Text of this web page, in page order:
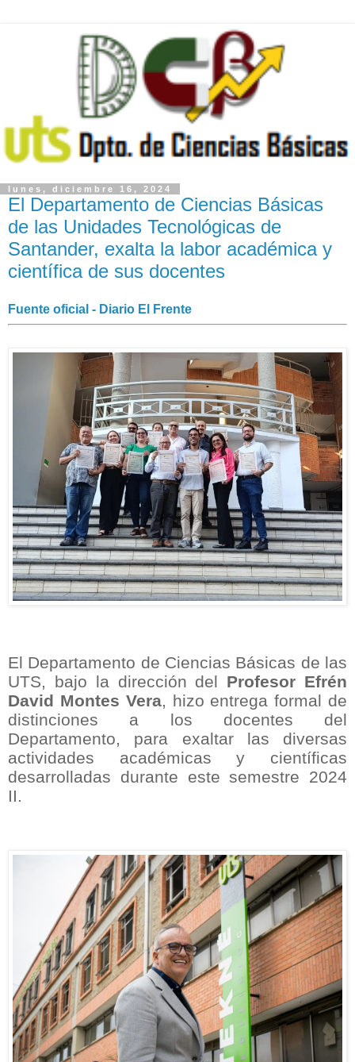
lunes, diciembre 16, 2024
El Departamento de Ciencias Básicas
de las Unidades Tecnológicas de
Santander, exalta la labor académica y
científica de sus docentes
Fuente oficial - Diario El Frente
El Departamento de Ciencias Básicas de las
UTS, bajo la dirección del Profesor Efrén
David Montes Vera, hizo entrega formal de
distinciones a los docentes del
Departamento, para exaltar las diversas
actividades académicas y científicas
desarrolladas durante este semestre 2024
II.